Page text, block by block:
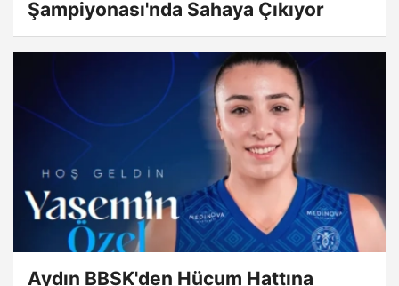
Şampiyonası'nda Sahaya Çıkıyor
Aydın BBSK'den Hücum Hattına